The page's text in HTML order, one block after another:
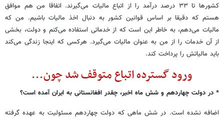
کشورها تا ۳۳ درصد درآمد را از اتباع مالیات می‌گیرند. اتفاقا من هم موافق
هستم که دقیقا بر اساس قوانین کشور به دنبال اخذ مالیات باشیم. من که
مالیات می‌دهم، به خاطر این است که از خدماتی استفاده می‌کنم و دولت، بخشی
از آن خدمات را از من به عنوان مالیات می‌گیرد. هرکسی که اینجا زندگی می‌کند
باید مالیاتش را پرداخت کند.
ورود گسترده اتباع متوقف شد چون...
* در دولت چهاردهم و شش ماه اخیر، چقدر افغانستانی به ایران آمده است؟
اضافه نشده است. در شش ماهی که دولت چهاردهم مسئولیت به عهده گرفته